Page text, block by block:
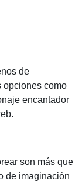
de
opciones como
encantador
son más que
de imaginación